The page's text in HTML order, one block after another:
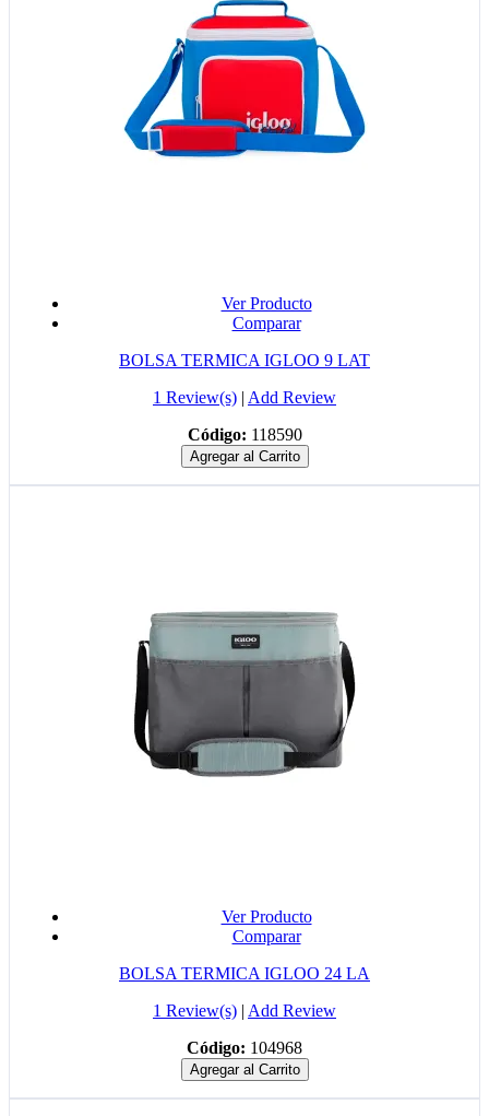
Ver Producto
Comparar
BOLSA TERMICA IGLOO 9 LAT
1 Review(s) | Add Review
Código: 118590
Agregar al Carrito
Ver Producto
Comparar
BOLSA TERMICA IGLOO 24 LA
1 Review(s) | Add Review
Código: 104968
Agregar al Carrito